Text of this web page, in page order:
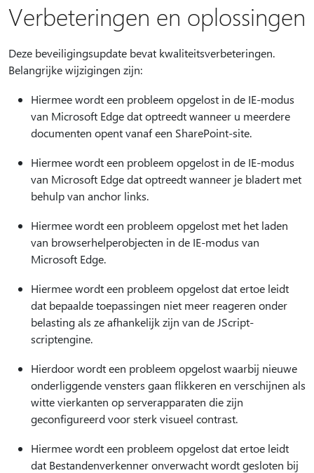
Verbeteringen en oplossingen
Deze beveiligingsupdate bevat kwaliteitsverbeteringen.
Belangrijke wijzigingen zijn:
Hiermee wordt een probleem opgelost in de IE-modus
van Microsoft Edge dat optreedt wanneer u meerdere
documenten opent vanaf een SharePoint-site.
Hiermee wordt een probleem opgelost in de IE-modus
van Microsoft Edge dat optreedt wanneer je bladert met
behulp van anchor links.
Hiermee wordt een probleem opgelost met het laden
van browserhelperobjecten in de IE-modus van
Microsoft Edge.
Hiermee wordt een probleem opgelost dat ertoe leidt
dat bepaalde toepassingen niet meer reageren onder
belasting als ze afhankelijk zijn van de JScript-
scriptengine.
Hierdoor wordt een probleem opgelost waarbij nieuwe
onderliggende vensters gaan flikkeren en verschijnen als
witte vierkanten op serverapparaten die zijn
geconfigureerd voor sterk visueel contrast.
Hiermee wordt een probleem opgelost dat ertoe leidt
dat Bestandenverkenner onverwacht wordt gesloten bij